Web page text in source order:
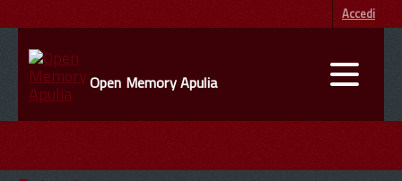
Accedi
Open Memory Apulia
ENTI